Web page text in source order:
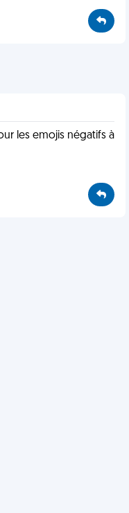
les emojis négatifs à